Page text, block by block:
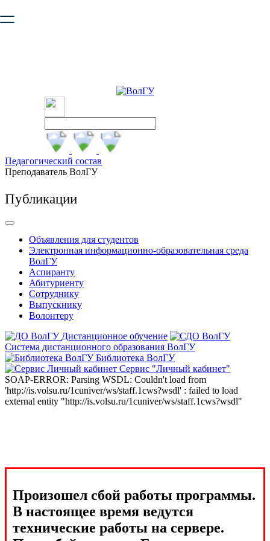
безопасную работу с сайтом. Пожалуйста
Педагогический состав
Преподаватель ВолГУ
Публикации
Объявления для студентов
Электронная информационно-образовательная среда
ВолГУ
Аспиранту
Абитуриенту
Сотруднику
Выпускнику
Волонтеру
Дистанционное обучение
Система дистанционного образования ВолГУ
Библиотека ВолГУ
Сервис "Личный кабинет"
SOAP-ERROR: Parsing WSDL: Couldn't load from
'http://is.volsu.ru/1cuniver/ws/staff.1cws?wsdl' : failed to load
external entity "http://is.volsu.ru/1cuniver/ws/staff.1cws?wsdl"
Произошел сбой работы программы.
В настоящее время ведутся
технические работы на сервере.